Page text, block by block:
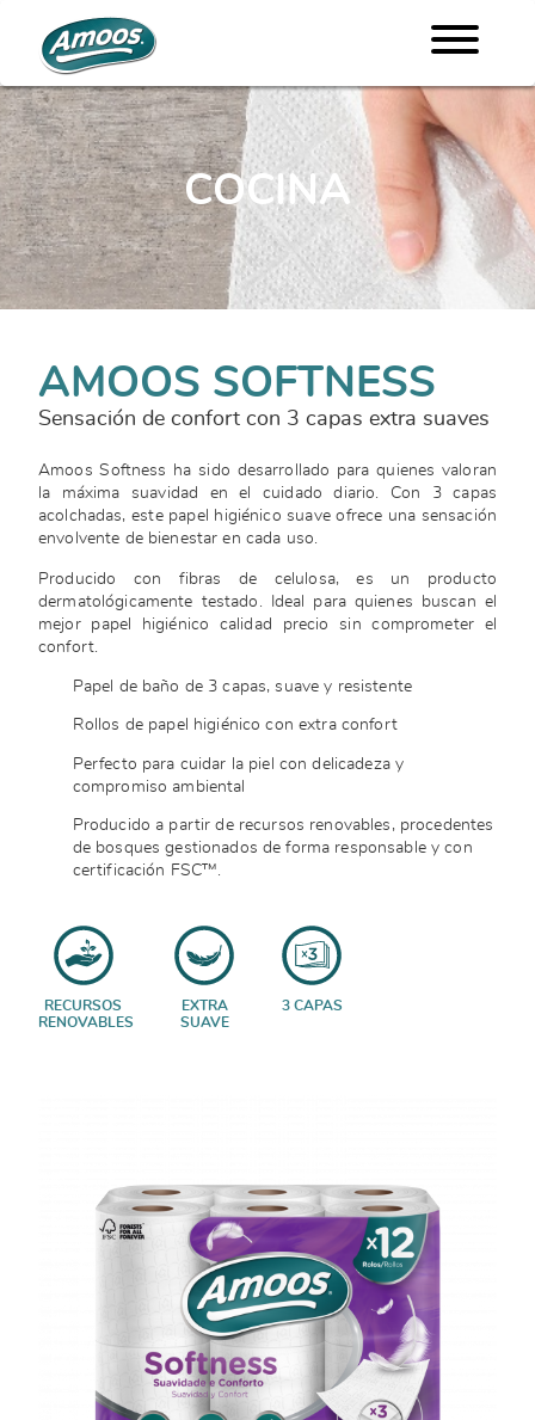
COCINA
AMOOS SOFTNESS
Sensación de confort con 3 capas extra suaves
Amoos Softness ha sido desarrollado para quienes valoran
la máxima suavidad en el cuidado diario. Con 3 capas
acolchadas, este papel higiénico suave ofrece una sensación
envolvente de bienestar en cada uso.
Producido con fibras de celulosa, es un producto
dermatológicamente testado. Ideal para quienes buscan el
mejor papel higiénico calidad precio sin comprometer el
confort.
Papel de baño de 3 capas, suave y resistente
Rollos de papel higiénico con extra confort
Perfecto para cuidar la piel con delicadeza y
compromiso ambiental
Producido a partir de recursos renovables, procedentes
de bosques gestionados de forma responsable y con
certificación FSC™.
RECURSOS
RENOVABLES
EXTRA
SUAVE
3 CAPAS